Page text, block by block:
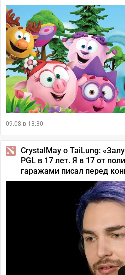
09.08 в 13:30
CrystalMay о TaiLung:
PGL в 17 лет. Я в 17 от
гаражами писал перед